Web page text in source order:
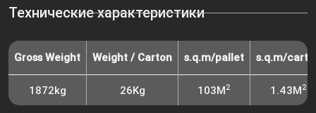
Технические характеристики
Gross Weight Weight / Carton s.q.m/pallet s.q.m/
1872kg 26Kg 103M2 1.43M2